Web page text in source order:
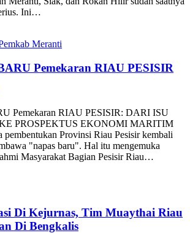
Ini…
Meranti
Pemekaran RIAU PESISIR
Pemekaran RIAU PESISIR: DARI ISU
PROSPEKTUS EKONOMI MARITIM
Provinsi Riau Pesisir kembali
"napas baru". Hal itu mengemuka
Masyarakat Bagian Pesisir Riau…
Di Kejurnas, Tim Muaythai Riau
Di Bengkalis